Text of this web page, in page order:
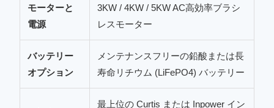
モーターと
電源
3KW / 4KW / 5KW AC高効率ブラシ
レスモーター
バッテリー
オプション
メンテナンスフリーの鉛酸または長
寿命リチウム (LiFePO4) バッテリー
最上位の Curtis または Inpower イン